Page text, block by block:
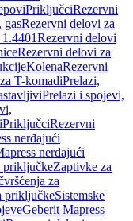
PriključciRezervni
gasRezervni delovi za
Rezervni delovi
Rezervni delovi za
KolenaRezervni
T-komadiPrelazi,
Prelazi i spojevi,
PriključciRezervni
nerđajući
nerđajući
priključkeZaptivke za
za
priključkeSistemske
Geberit Mapress